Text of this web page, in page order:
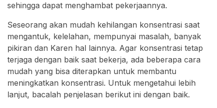
sehingga dapat menghambat pekerjaannya.
Seseorang akan mudah kehilangan konsentrasi saat
mengantuk, kelelahan, mempunyai masalah, banyak
pikiran dan Karen hal lainnya. Agar konsentrasi tetap
terjaga dengan baik saat bekerja, ada beberapa cara
mudah yang bisa diterapkan untuk membantu
meningkatkan konsentrasi. Untuk mengetahui lebih
lanjut, bacalah penjelasan berikut ini dengan baik.